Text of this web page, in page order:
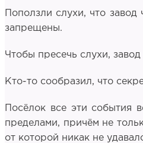
Поползли слухи, что
запрещены.
Чтобы пресечь слухи,
Кто-то сообразил, что
Посёлок все эти события
пределами, причём не
от которой никак не